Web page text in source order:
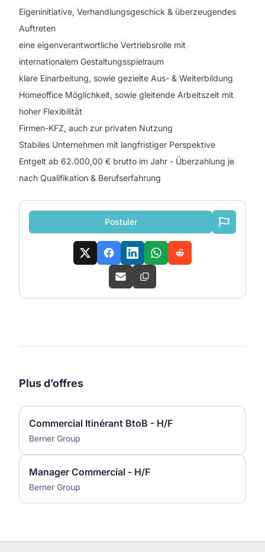
Eigeninitiative, Verhandlungsgeschick & überzeugendes
Auftreten
eine eigenverantwortliche Vertriebsrolle mit
internationalem Gestaltungsspielraum
klare Einarbeitung, sowie gezielte Aus- & Weiterbildung
Homeoffice Möglichkeit, sowie gleitende Arbeitszeit mit
hoher Flexibilität
Firmen-KFZ, auch zur privaten Nutzung
Stabiles Unternehmen mit langfristiger Perspektive
Entgelt ab 62.000,00 € brutto im Jahr - Überzahlung je
nach Qualifikation & Berufserfahrung
Postuler
Plus d’offres
Commercial Itinérant BtoB - H/F
Berner Group
Manager Commercial - H/F
Berner Group